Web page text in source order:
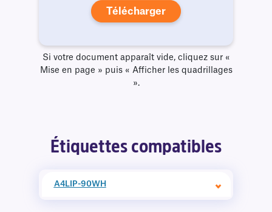
Télécharger
Si votre document apparaît vide, cliquez sur «
Mise en page » puis « Afficher les quadrillages
».
Étiquettes compatibles
A4LIP-90WH